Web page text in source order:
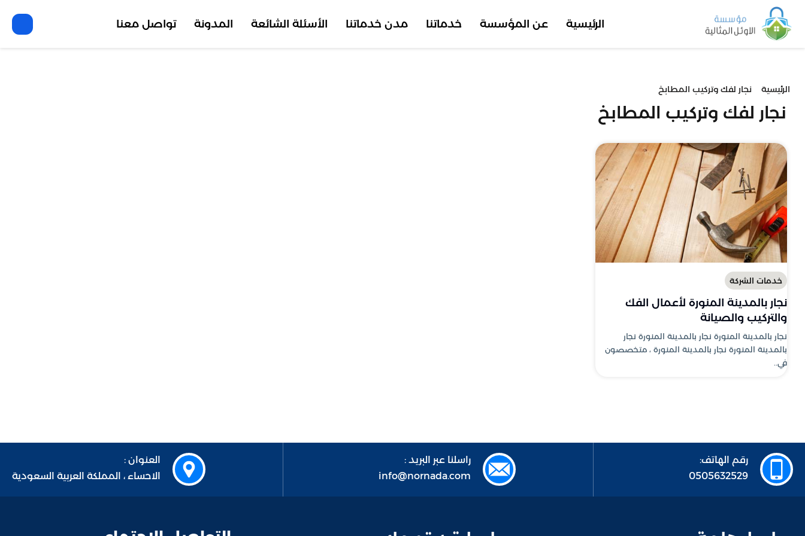
الرئيسية عن المؤسسة خدماتنا مدن خدماتنا الأسئلة الشائعة المدونة تواصل معنا
الرئيسية نجار لفك وتركيب المطابخ
نجار لفك وتركيب المطابخ
خدمات الشركة
نجار بالمدينة المنورة لأعمال الفك
والتركيب والصيانة
نجار بالمدينة المنورة نجار بالمدينة المنورة نجار
بالمدينة المنورة نجار بالمدينة المنورة ، متخصصون
في..
رقم الهاتف:
0505632529
راسلنا عبر البريد :
info@nornada.com
العنوان :
الاحساء ، المملكة العربية السعودية